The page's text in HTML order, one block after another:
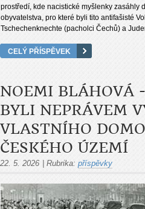
prostředí, kde nacistické myšlenky zasáhly
obyvatelstva, pro které byli tito antifašisté
Tschechenknechte (pacholci Čechů) a
CELÝ PŘÍSPĚVEK
NOEMI BLÁHOVÁ
BYLI NEPRÁVEM
VLASTNÍHO
ČESKÉHO ÚZEMÍ
22. 5. 2026 | Rubrika: příspěvky